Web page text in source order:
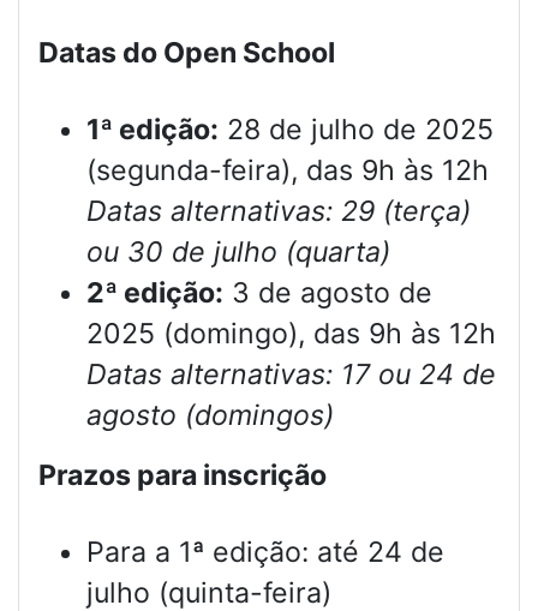
Datas do Open School
1ª edição: 28 de julho de 2025
(segunda-feira), das 9h às 12h
Datas alternativas: 29 (terça)
ou 30 de julho (quarta)
2ª edição: 3 de agosto de
2025 (domingo), das 9h às 12h
Datas alternativas: 17 ou 24 de
agosto (domingos)
Prazos para inscrição
Para a 1ª edição: até 24 de
julho (quinta-feira)